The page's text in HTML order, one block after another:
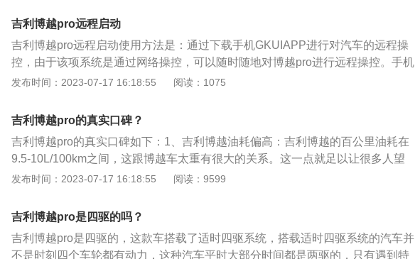
吉利博越pro远程启动
吉利博越pro远程启动使用方法是：通过下载手机GKUIAPP进行对汽车的远程操
控，由于该项系统是通过网络操控，可以随时随地对博越pro进行远程操控。手机
GKUIAPP进行对汽车的远程启动：1、首先，打开进入到吉利App界面，点击我
面，点击远程遥控。3、最后，进入到界面，点击遥控启动按钮即可远程启动。
远程启动特点：1、可靠性高；由于发动机或电动机远程启动与手动打火在车内
结构上没有任何差别，不存在加热器机械磨损问题，从而故障几率降低。2、使
用方便；遥控范围通常不低于50米，如果车辆置于地面停车场从家里或单位都能
直接遥控来提前启动发动机或电动机。3、自动定时；通常经远程启动的发动机
全车加热；该功能与驻车加热都是让水箱冷却液升温，无论车厢还是发动机或是
车窗都能得到有效加热。
发布时间：2023-07-17 16:18:55 阅读：1075
吉利博越pro的真实口碑？
吉利博越pro的真实口碑如下：1、吉利博越油耗偏高：吉利博越的百公里油耗在
9.5-10L/100km之间，这跟博越车太重有很大的关系。这一点就足以让很多人望
而止步，毕竟注重油耗的人也不在少数，这算是吉利博越致命的缺点。2、发动
没问题，即使故意蹂躏，也能顺滑输出动力，不过1.8T高功率在被7DCT过滤
后，缺乏爆发感。3、底盘离地间隙小，不过悬架得心应手：博越底盘高度只有1
70mm，不过作为城市SUV，这样的底盘高度算是刚好。悬架上，前为麦弗逊独
发布时间：2023-07-17 16:18:55 阅读：9599
吉利博越pro是四驱的吗？
吉利博越pro是四驱的，这款车搭载了适时四驱系统，搭载适时四驱系统的汽车并
不是时刻四个车轮都有动力，这种汽车平时大部分时间都是两驱的，只有遇到特